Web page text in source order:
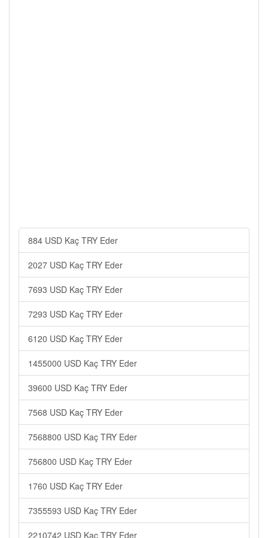
884 USD Kaç TRY Eder
2027 USD Kaç TRY Eder
7693 USD Kaç TRY Eder
7293 USD Kaç TRY Eder
6120 USD Kaç TRY Eder
1455000 USD Kaç TRY Eder
39600 USD Kaç TRY Eder
7568 USD Kaç TRY Eder
7568800 USD Kaç TRY Eder
756800 USD Kaç TRY Eder
1760 USD Kaç TRY Eder
7355593 USD Kaç TRY Eder
2210742 USD Kaç TRY Eder